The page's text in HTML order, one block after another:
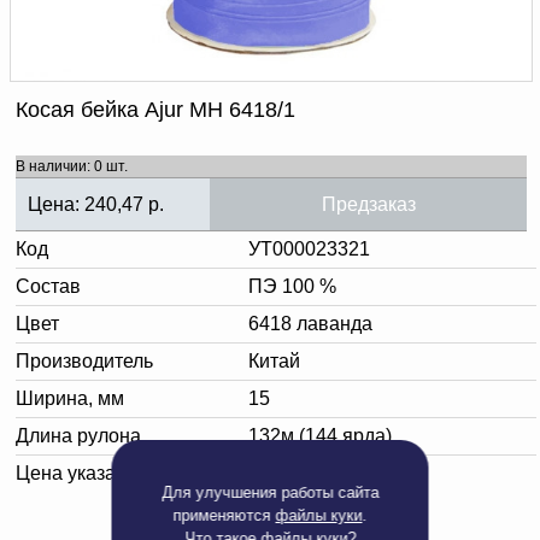
Для улучшения работы сайта
применяютсяфайлы куки.
персональными данными
Письмо руководителю
Вопросы и ответы
Косая бейка Ajur МН 6418/1
В наличии: 0 шт.
Цена: 240,47 р. Предзаказ
Код
УТ000023321
Состав
ПЭ 100 %
Цвет
6418 лаванда
Производитель
Китай
Ширина, мм
15
Длина рулона
132м (144 ярда)
Цена указана за:
Добавить
в